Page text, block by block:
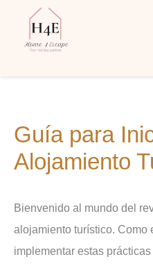
contenido
Guía para Iniciar con Éxito el Revenue Management en tu
Alojamiento
Bienvenido al mundo del revenue management, una estrategia esencial para maximizar los ingresos y la rentabilidad en tu
alojamiento turístico. Como
implementar estas